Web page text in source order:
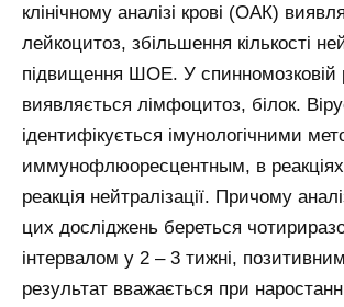
клінічному аналізі крові (ОАК)
лейкоцитоз, збільшення кількості
підвищення ШОЕ. У спинномозковій
виявляється лімфоцитоз, білок.
ідентифікується імунологічними
иммунофлюоресцентным, в
реакція нейтралізації. Причому
цих досліджень береться
інтервалом у 2 – 3 тижні,
результат вважається при